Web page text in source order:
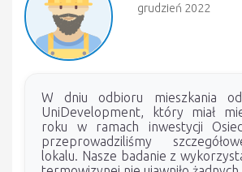
grudzień 2022
W dniu odbioru mieszkania
UniDevelopment, który miał
roku w ramach inwestycji
przeprowadziliśmy
lokalu. Nasze badanie z